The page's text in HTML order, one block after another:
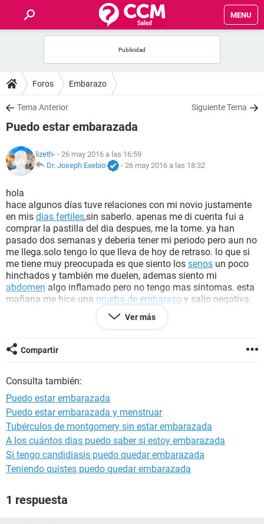
MENU
FOROS
SALUD
NUTRICIÓN
BIENESTAR
SEXUALIDAD
GLOSARIO
Foros Embarazo
Tema Anterior Siguiente Tema
Puedo estar embarazada
lizeth- - 26 may 2016 a las 16:59
Dr. Joseph Exebio
- 26 may 2016 a las 18:32
hola
hace algunos días tuve relaciones con mi novio justamente
en mis dias fertiles,sin saberlo. apenas me di cuenta fui a
comprar la pastilla del dia despues, me la tome. ya han
pasado dos semanas y deberia tener mi periodo pero aun no
me llega.solo tengo lo que lleva de hoy de retraso. lo que si
me tiene muy preocupada es que siento los senos un poco
hinchados y también me duelen, ademas siento mi
abdomen algo inflamado pero no tengo mas sintomas. esta
mañana me hice una prueba de embarazo y salio negativa,
pero aun asi no estoy convencida, sé que eso no determina
nada porque los resultados pueden cambiar. sera que puedo
Ver más
Compartir
Consulta también:
Puedo estar embarazada
Puedo estar embarazada y menstruar
Tubérculos de montgomery sin estar embarazada
A los cuántos dias puedo saber si estoy embarazada
Si tengo candidiasis puedo quedar embarazada
Teniendo quistes puedo quedar embarazada
1 respuesta